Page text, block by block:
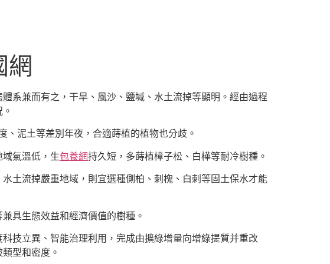
網
系兼而有之，干旱、風沙、鹽堿、水土流掉等顯明。經由過程
、泥土等差別年夜，合適蒔植的植物也分歧。
氣溫低，生包養網持久短，多蒔植樟子松、白樺等耐冷樹種。
土流掉嚴重地域，則宜選種側柏、刺槐、白刺等固土保水才能
具生態效益和經濟價值的樹種。
科技立異、智能治理利用，完成由擴綠增量向增綠提質并重改
型和密度。